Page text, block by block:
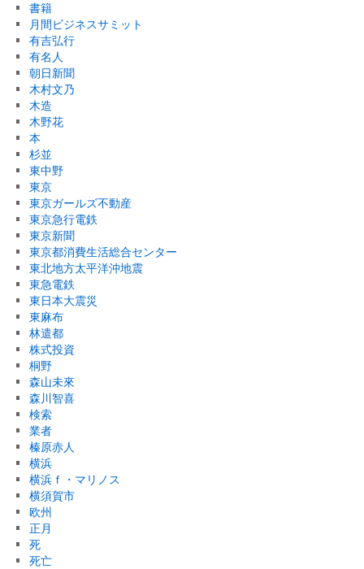
書籍
月間ビジネスサミット
有吉弘行
有名人
朝日新聞
木村文乃
木造
木野花
本
杉並
東中野
東京
東京ガールズ不動産
東京急行電鉄
東京新聞
東京都消費生活総合センター
東北地方太平洋沖地震
東急電鉄
東日本大震災
東麻布
林遣都
株式投資
桐野
森山未來
森川智喜
検索
業者
榛原赤人
横浜
横浜ｆ・マリノス
横須賀市
欧州
正月
死
死亡